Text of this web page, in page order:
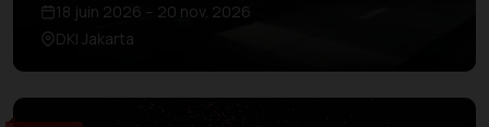
18 juin 2026 – 20 nov. 2026
DKI Jakarta